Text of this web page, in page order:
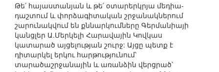
Թե՛ հայաստանյան և թե՛ օտարերկրյա մեդիա-
դաշտում և փորձագիտական շրջանակներում
շարունակվում են քննարկումները Գերմանիայի
կանցլեր Ա.Մերկելի Հարավային Կովկաս
կատարած այցելության շուրջ: Այցը պետք է
դիտարկել երկու հարթությունում՝
տարածաշրջանային և առանձին վերցրած՝